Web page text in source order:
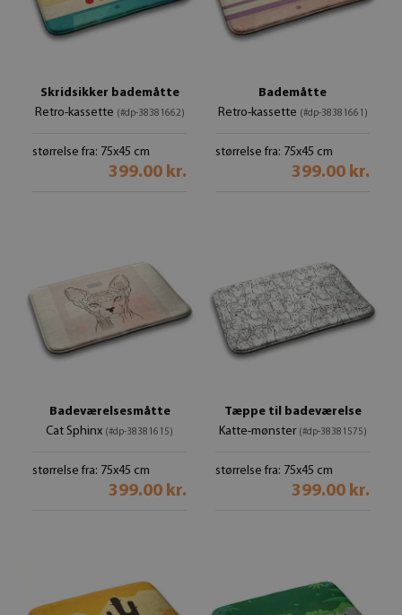
Skridsikker bademåtte
Retro-kassette (#dp-38381662)
størrelse fra: 75x45 cm
399.00 kr.
Bademåtte
Retro-kassette (#dp-38381661)
størrelse fra: 75x45 cm
399.00 kr.
Badeværelsesmåtte
Cat Sphinx (#dp-38381615)
størrelse fra: 75x45 cm
399.00 kr.
Tæppe til badeværelse
Katte-mønster (#dp-38381575)
størrelse fra: 75x45 cm
399.00 kr.